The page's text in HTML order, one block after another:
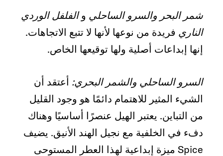
شمر البحر والسرو الساحلي والفلفل الوردي
الناري فريدة من نوعها لأنها لا تتبع الاتجاهات.
إنها إبداعات أصلية ولها توقيعها الخاص.
السرو الساحلي والشمر البحري: أعتقد أن
الشيء المثير للاهتمام دائمًا هو وجود القليل
من التباين. يعتبر الهيل عنصرًا أساسيًا وهناك
دفء في الخلفية مع نجيل الهند الأنيق. يضيف
Spice ميزة إبداعية لهذا العطر المستوحى